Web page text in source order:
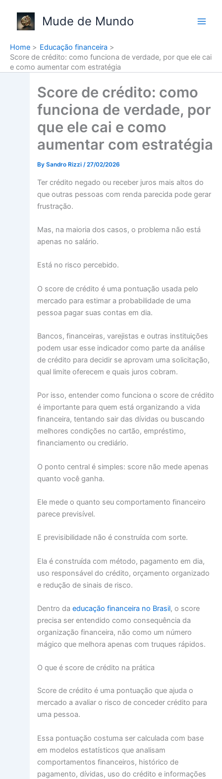
content
Mude de Mundo
Home
Educação financeira
Score de crédito: como funciona de verdade, por que ele cai
e como aumentar com estratégia
Score de crédito: como
funciona de verdade, por
que ele cai e como
aumentar com estratégia
By Sandro Rizzi /27/02/2026
Ter crédito negado ou receber juros mais altos do
que outras pessoas com renda parecida pode gerar
frustração.
Mas, na maioria dos casos, o problema não está
apenas no salário.
Está no risco percebido.
O score de crédito é uma pontuação usada pelo
mercado para estimar a probabilidade de uma
pessoa pagar suas contas em dia.
Bancos, financeiras, varejistas e outras instituições
podem usar esse indicador como parte da análise
de crédito para decidir se aprovam uma solicitação,
qual limite oferecem e quais juros cobram.
Por isso, entender como funciona o score de crédito
é importante para quem está organizando a vida
financeira, tentando sair das dívidas ou buscando
melhores condições no cartão, empréstimo,
financiamento ou crediário.
O ponto central é simples: score não mede apenas
quanto você ganha.
Ele mede o quanto seu comportamento financeiro
parece previsível.
E previsibilidade não é construída com sorte.
Ela é construída com método, pagamento em dia,
uso responsável do crédito, orçamento organizado
e redução de sinais de risco.
Dentro da educação financeira no Brasil, o score
precisa ser entendido como consequência da
organização financeira, não como um número
mágico que melhora apenas com truques rápidos.
O que é score de crédito na prática
Score de crédito é uma pontuação que ajuda o
mercado a avaliar o risco de conceder crédito para
uma pessoa.
Essa pontuação costuma ser calculada com base
em modelos estatísticos que analisam
comportamentos financeiros, histórico de
pagamento, dívidas, uso do crédito e informações